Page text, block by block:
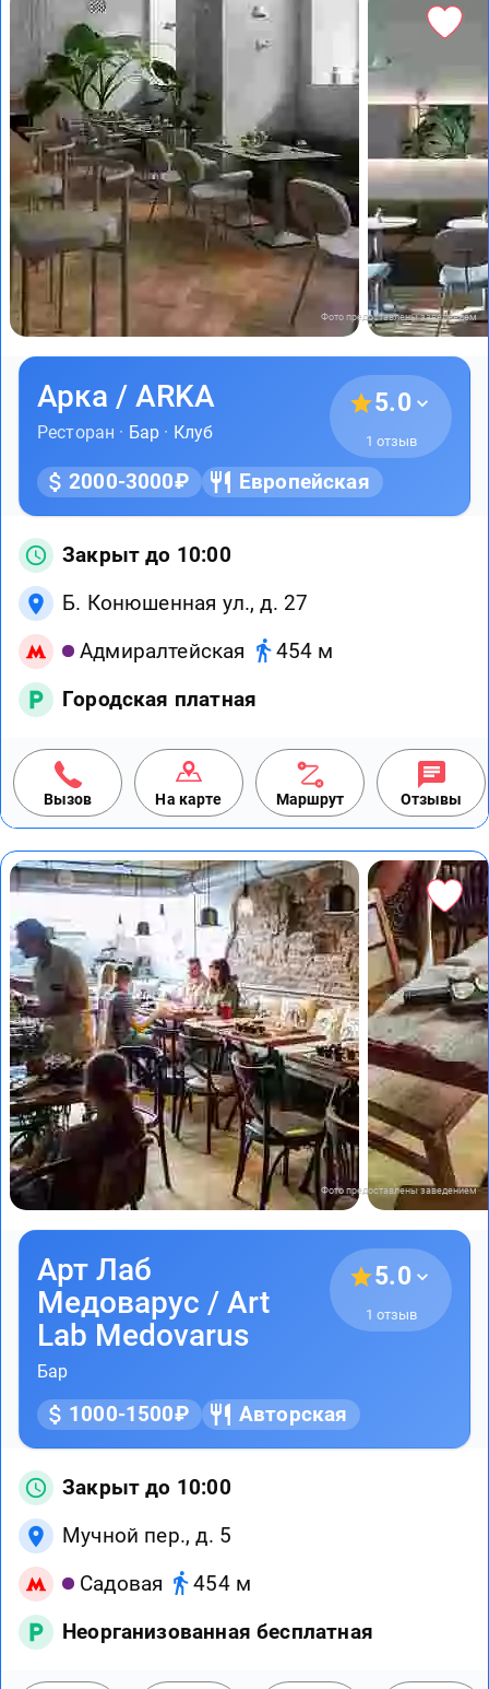
Фото предоставлены заведением
Арка / ARKA
Ресторан · Бар · Клуб
5.0
1 отзыв
2000-3000₽ Европейская
Закрыт до 10:00
Б. Конюшенная ул., д. 27
Адмиралтейская
454 м
Городская платная
Вызов На карте Маршрут Отзывы
Фото предоставлены заведением
Арт Лаб
Медоварус / Art
Lab Medovarus
Бар
5.0
1 отзыв
1000-1500₽ Авторская
Закрыт до 10:00
Мучной пер., д. 5
Садовая
454 м
Неорганизованная бесплатная